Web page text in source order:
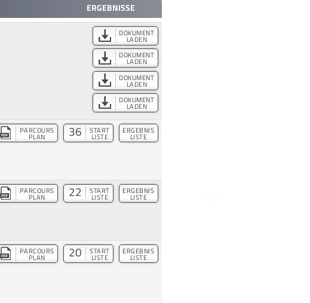
ERGEBNISSE
DOKUMENT
LADEN
DOKUMENT
LADEN
DOKUMENT
LADEN
DOKUMENT
LADEN
PARCOURS
PLAN 36 START
LISTE
ERGEBNIS
LISTE
PARCOURS
PLAN 22 START
LISTE
ERGEBNIS
LISTE
PARCOURS
PLAN 20 START
LISTE
ERGEBNIS
LISTE